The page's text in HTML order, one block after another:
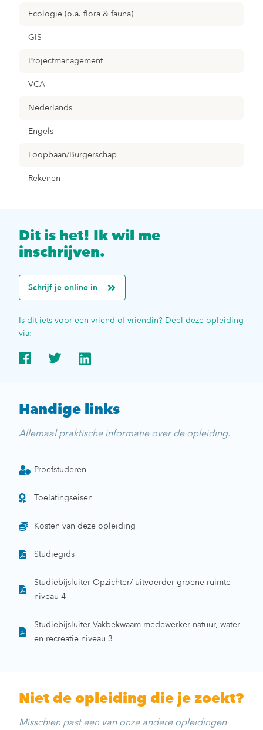
Ecologie (o.a. flora & fauna)
GIS
Projectmanagement
VCA
Nederlands
Engels
Loopbaan/Burgerschap
Rekenen
Handige links
Allemaal praktische informatie over de opleiding.
Proefstuderen
Toelatingseisen
Kosten van deze opleiding
Studiegids
Studiebijsluiter Opzichter/ uitvoerder groene ruimte
niveau 4
Studiebijsluiter Vakbekwaam medewerker natuur, water
en recreatie niveau 3
Dit is het! Ik wil me
inschrijven.
Schrijf je online in
Is dit iets voor een vriend of vriendin? Deel deze opleiding
via:
Niet de opleiding die je zoekt?
Misschien past een van onze andere opleidingen